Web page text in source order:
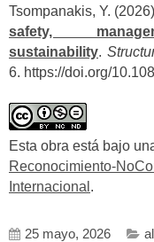
Tsompanakis, Y.
safety,
sustainability.
6. https://doi.org/
Esta obra está bajo
Reconocimiento-
Internacional .
25 mayo, 2026